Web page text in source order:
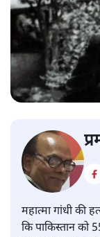
महात्मा गांधी की
कि पाकिस्तान को